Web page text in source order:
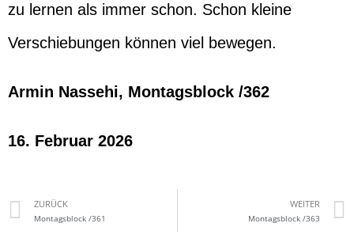
zu lernen als immer schon. Schon kleine
Verschiebungen können viel bewegen.
Armin Nassehi, Montagsblock /362
16. Februar 2026
ZURÜCK
Montagsblock /361
WEITER
Montagsblock /363